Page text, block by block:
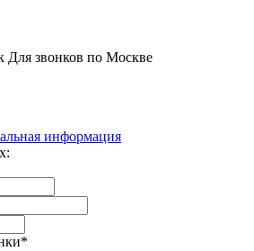
Для звонков по Москве
информация
*